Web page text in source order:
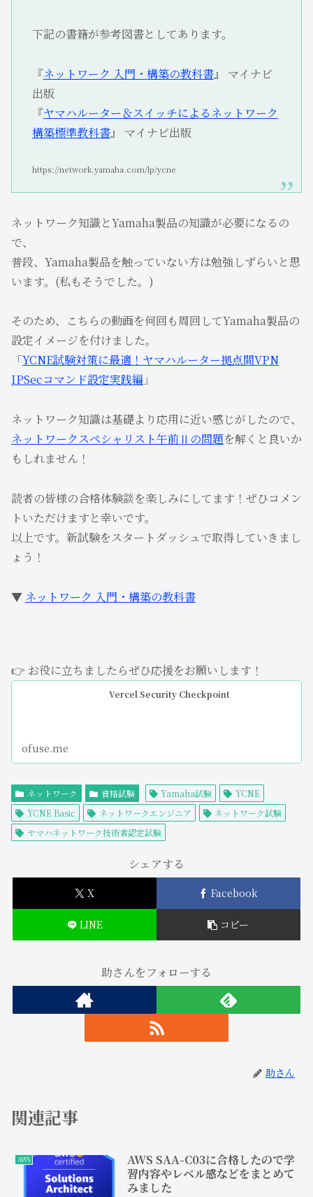
下記の書籍が参考図書としてあります。
『ネットワーク 入門・構築の教科書』 マイナビ
出版
『ヤマハルーター＆スイッチによるネットワーク
構築標準教科書』 マイナビ出版
https://network.yamaha.com/lp/ycne
ネットワーク知識とYamaha製品の知識が必要になるの
で、
普段、Yamaha製品を触っていない方は勉強しずらいと思
います。(私もそうでした。)
そのため、こちらの動画を何回も周回してYamaha製品の
設定イメージを付けました。
「YCNE試験対策に最適！ヤマハルーター拠点間VPN
IPSecコマンド設定実践編 」
ネットワーク知識は基礎より応用に近い感じがしたので、
ネットワークスペシャリスト午前Ⅱの問題を解くと良いか
もしれません！
読者の皆様の合格体験談を楽しみにしてます！ぜひコメン
トいただけますと幸いです。
以上です。新試験をスタートダッシュで取得していきまし
ょう！
▼ ネットワーク 入門・構築の教科書
👉 お役に立ちましたらぜひ応援をお願いします！
Vercel Security Checkpoint
ofuse.me
ネットワーク 資格試験 Yamaha試験
YCNE
YCNE Basic
ネットワークエンジニア
ネットワーク試験
ヤマハネットワーク技術者認定試験
シェアする
X Facebook
LINE コピー
助さんをフォローする
助さん
関連記事
AWS
AWS SAA-C03に合格したので学
習内容やレベル感などをまとめて
みました